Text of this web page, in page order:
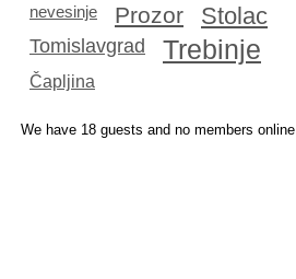
nevesinje Prozor Stolac
Tomislavgrad Trebinje
Čapljina
We have 18 guests and no members online